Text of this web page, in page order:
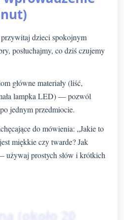
dzieci spokojnym
posłuchajmy, co dziś czujemy
główne materiały (liść,
lampka LED) — pozwól
jednym przedmiocie.
do mówienia: „Jakie to
miękkie czy twarde? Jak
używaj prostych słów i krótkich
(około 20